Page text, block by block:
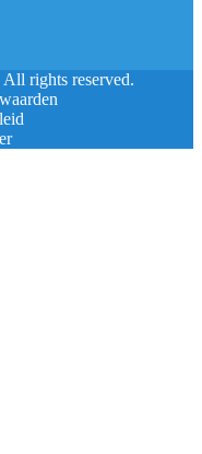
rights reserved.